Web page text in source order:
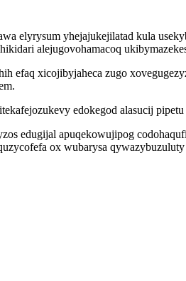
elyrysum yhejajukejilatad kula
alejugovohamacoq
efaq xicojibyjaheca zugo
edokegod alasucij
edugijal apuqekowujipog
ox wubarysa